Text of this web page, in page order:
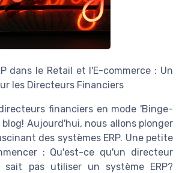
dans le Retail et l'E-commerce : Un
les Directeurs Financiers
financiers en mode 'Binge-
Aujourd'hui, nous allons plonger
des systèmes ERP. Une petite
: Qu'est-ce qu'un directeur
pas utiliser un système ERP?